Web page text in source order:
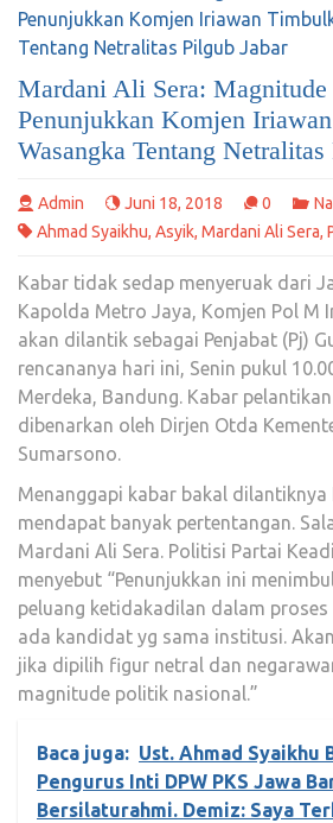
Mardani Ali Sera:
Penunjukkan Komjen
Wasangka Tentang
Admin Juni 18, 2018 0
Ahmad Syaikhu, Asyik, Mardani Ali Sera,
Kabar tidak sedap menyeruak dari
Kapolda Metro Jaya, Komjen Pol M
akan dilantik sebagai Penjabat (Pj)
rencananya hari ini, Senin pukul
Merdeka, Bandung. Kabar
dibenarkan oleh Dirjen Otda
Sumarsono.
Menanggapi kabar bakal dilantiknya
mendapat banyak pertentangan.
Mardani Ali Sera. Politisi Partai
menyebut “Penunjukkan ini
peluang ketidakadilan dalam proses
ada kandidat yg sama institusi.
jika dipilih figur netral dan
magnitude politik nasional.”
Baca juga: Ust. Ahmad Syaikhu
Pengurus Inti DPW PKS Jawa
Bersilaturahmi. Demiz: Saya